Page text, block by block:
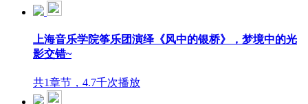
上海音乐学院筝乐团演绎《风中的银桥》，梦境中的光
影交错~
共1章节，4.7千次播放